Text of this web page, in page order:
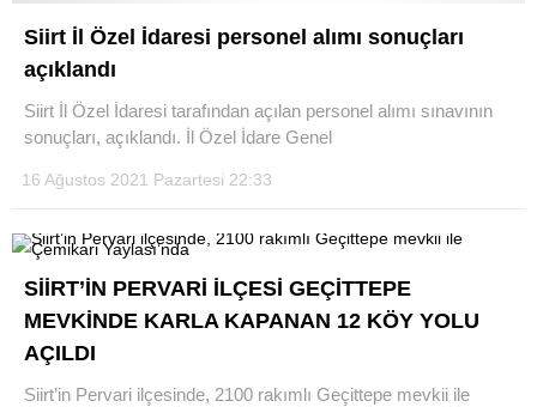
GÜNDEM
NÖBETÇI ECZANELER
Siirt İl Özel İdaresi personel alımı sonuçları
açıklandı
Siirt İl Özel İdaresi tarafından açılan personel alımı sınavının
sonuçları, açıklandı. İl Özel İdare Genel
16 Ağustos 2021 Pazartesi 22:33
SİİRT’İN PERVARİ İLÇESİ GEÇİTTEPE
MEVKİNDE KARLA KAPANAN 12 KÖY YOLU
AÇILDI
Siirt’in Pervari ilçesinde, 2100 rakımlı Geçittepe mevkii ile